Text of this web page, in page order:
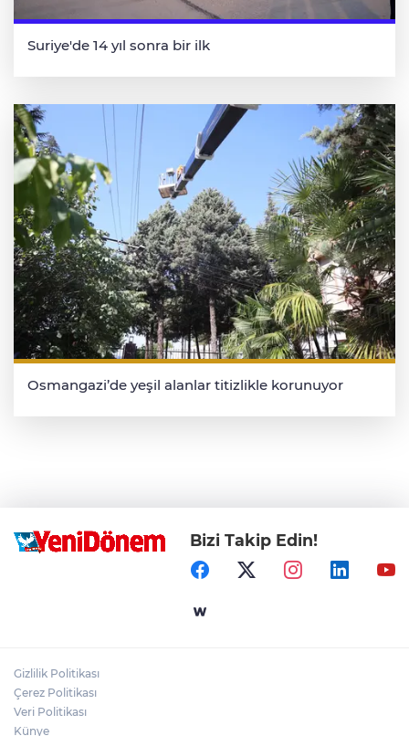
Suriye'de 14 yıl sonra bir ilk
Osmangazi’de yeşil alanlar titizlikle korunuyor
Bizi Takip Edin!
Gizlilik Politikası
Çerez Politikası
Veri Politikası
Künye